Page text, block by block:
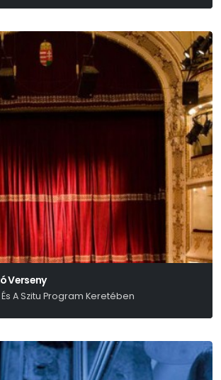
Verseny
A Szitu Program Keretében